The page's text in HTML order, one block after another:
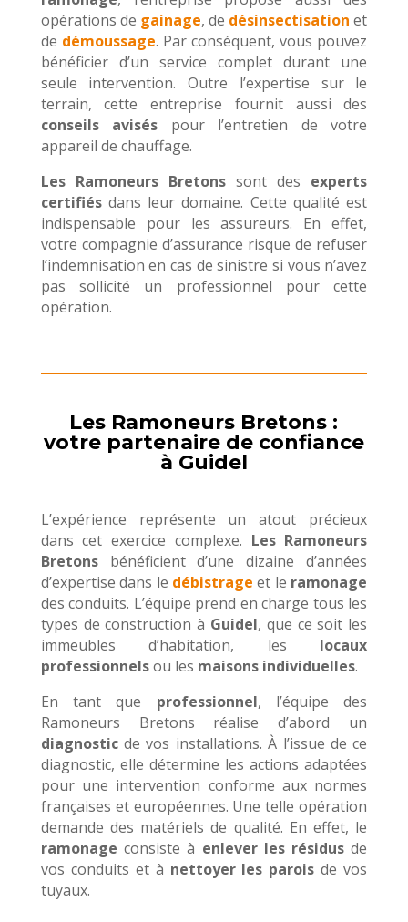
opérations de gainage, de désinsectisation et
de démoussage. Par conséquent, vous pouvez
bénéficier d’un service complet durant une
seule intervention. Outre l’expertise sur le
terrain, cette entreprise fournit aussi des
conseils avisés pour l’entretien de votre
appareil de chauffage.
Les Ramoneurs Bretonssont des experts
certifiésdans leur domaine. Cette qualité est
indispensable pour les assureurs. En effet,
votre compagnie d’assurance risque de refuser
l’indemnisation en cas de sinistre si vous n’avez
pas sollicité un professionnel pour cette
opération.
Les Ramoneurs Bretons :
votre partenaire de confiance
à Guidel
L’expérience représente un atout précieux
dans cet exercice complexe. Les Ramoneurs
Bretonsbénéficient d’une dizaine d’années
d’expertise dans le débistrage et le ramonage
des conduits. L’équipe prend en charge tous les
types de construction à Guidel, que ce soit les
immeubles d’habitation, les locaux
professionnelsou les maisons individuelles.
En tant que professionnel, l’équipe des
Ramoneurs Bretons réalise d’abord un
diagnosticde vos installations. À l’issue de ce
diagnostic, elle détermine les actions adaptées
pour une intervention conforme aux normes
françaises et européennes. Une telle opération
demande des matériels de qualité. En effet, le
ramonage consiste à enlever les résidusde
vos conduits et à nettoyer les parois de vos
tuyaux.